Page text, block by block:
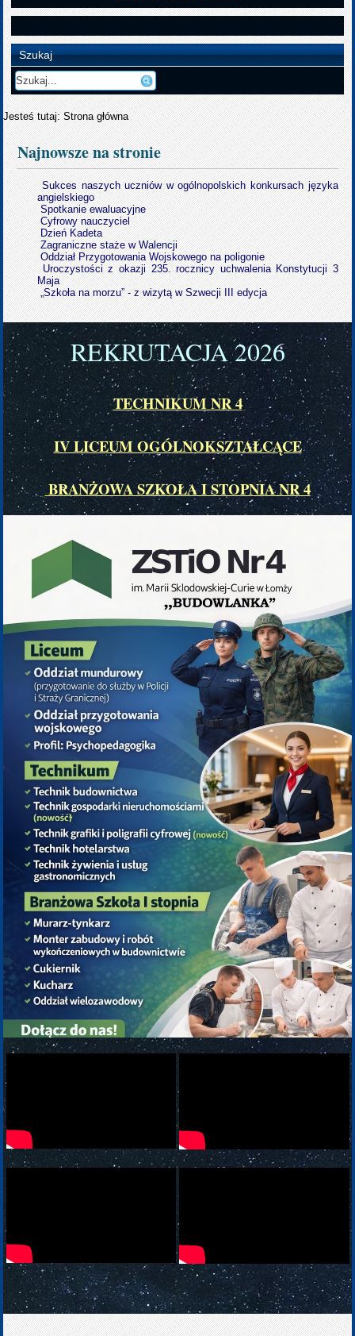
Szukaj
Jesteś tutaj:Strona główna
Najnowsze na stronie
Sukces naszych uczniów w ogólnopolskich konkursach języka
angielskiego
Spotkanie ewaluacyjne
Cyfrowy nauczyciel
Dzień Kadeta
Zagraniczne staże w Walencji
Oddział Przygotowania Wojskowego na poligonie
Uroczystości z okazji 235. rocznicy uchwalenia Konstytucji 3
Maja
„Szkoła na morzu” - z wizytą w Szwecji III edycja
REKRUTACJA 2026
TECHNIKUM NR 4
IV LICEUM OGÓLNOKSZTAŁCĄCE
BRANŻOWA SZKOŁA I STOPNIA NR 4